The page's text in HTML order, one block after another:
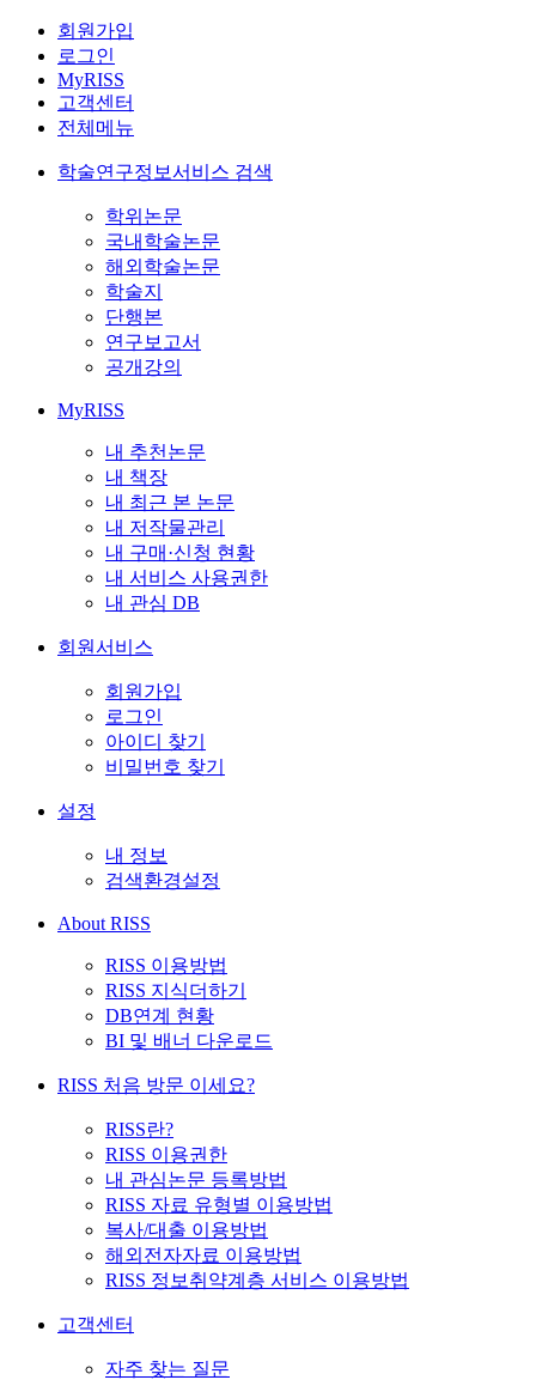
회원가입
로그인
MyRISS
고객센터
전체메뉴
학술연구정보서비스 검색
학위논문
국내학술논문
해외학술논문
학술지
단행본
연구보고서
공개강의
MyRISS
내 추천논문
내 책장
내 최근 본 논문
내 저작물관리
내 구매·신청 현황
내 서비스 사용권한
내 관심 DB
회원서비스
회원가입
로그인
아이디 찾기
비밀번호 찾기
설정
내 정보
검색환경설정
About RISS
RISS 이용방법
RISS 지식더하기
DB연계 현황
BI 및 배너 다운로드
RISS 처음 방문 이세요?
RISS란?
RISS 이용권한
내 관심논문 등록방법
RISS 자료 유형별 이용방법
복사/대출 이용방법
해외전자자료 이용방법
RISS 정보취약계층 서비스 이용방법
고객센터
자주 찾는 질문